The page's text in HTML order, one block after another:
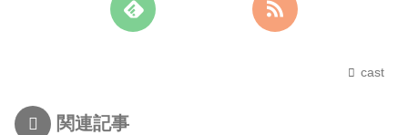
cast
関連記事